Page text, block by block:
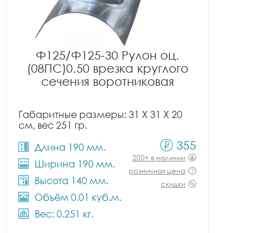
Ф125/Ф125-30 Рулон оц.
(08ПС)0.50 врезка круглого
сечения воротниковая
Габаритные размеры: 31 X 31 X 20
см, вес 251 гр.
Длина 190 мм.
Ширина 190 мм.
Высота 140 мм.
Объём 0.01 куб.м.
Вес: 0.251 кг.
355
200+ в наличии
розничная цена
скидки